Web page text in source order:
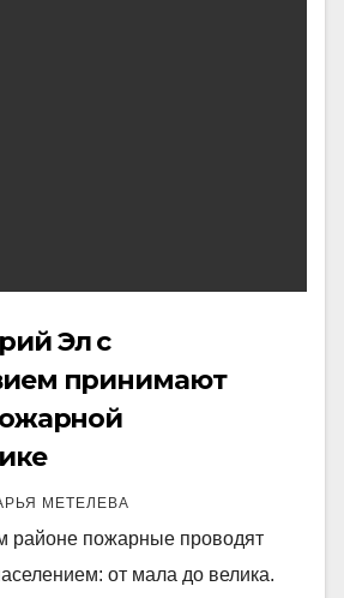
Эл с
принимают
МЕТЕЛЕВА
районе пожарные проводят
от мала до велика.